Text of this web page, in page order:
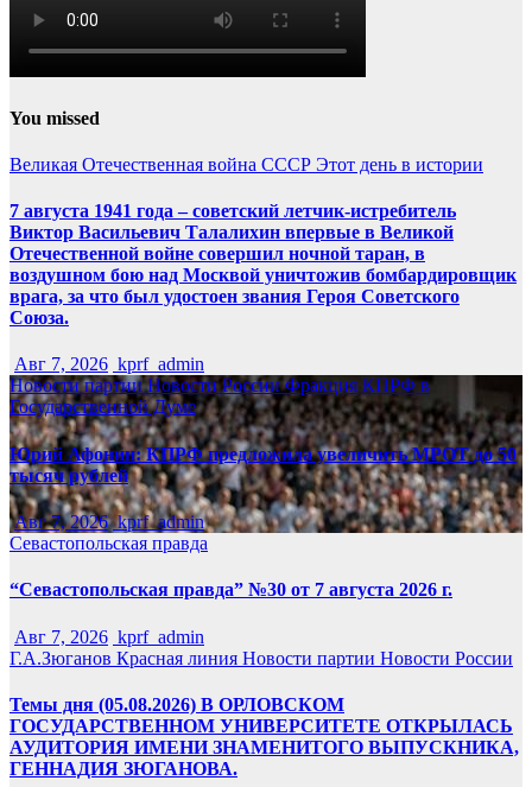
You missed
Великая Отечественная война СССР Этот день в истории
7 августа 1941 года – советский летчик-истребитель
Виктор Васильевич Талалихин впервые в Великой
Отечественной войне совершил ночной таран, в
воздушном бою над Москвой уничтожив бомбардировщик
врага, за что был удостоен звания Героя Советского
Союза.
Авг 7, 2026 kprf_admin
Новости партииНовости РоссииФракция КПРФ в
Государственной Думе
Юрий Афонин: КПРФ предложила увеличить МРОТ до 50
тысяч рублей
Авг 7, 2026 kprf_admin
Севастопольская правда
“Севастопольская правда” №30 от 7 августа 2026 г.
Авг 7, 2026 kprf_admin
Г.А.Зюганов Красная линия Новости партии Новости России
Темы дня (05.08.2026) В ОРЛОВСКОМ
ГОСУДАРСТВЕННОМ УНИВЕРСИТЕТЕ ОТКРЫЛАСЬ
АУДИТОРИЯ ИМЕНИ ЗНАМЕНИТОГО ВЫПУСКНИКА,
ГЕННАДИЯ ЗЮГАНОВА.